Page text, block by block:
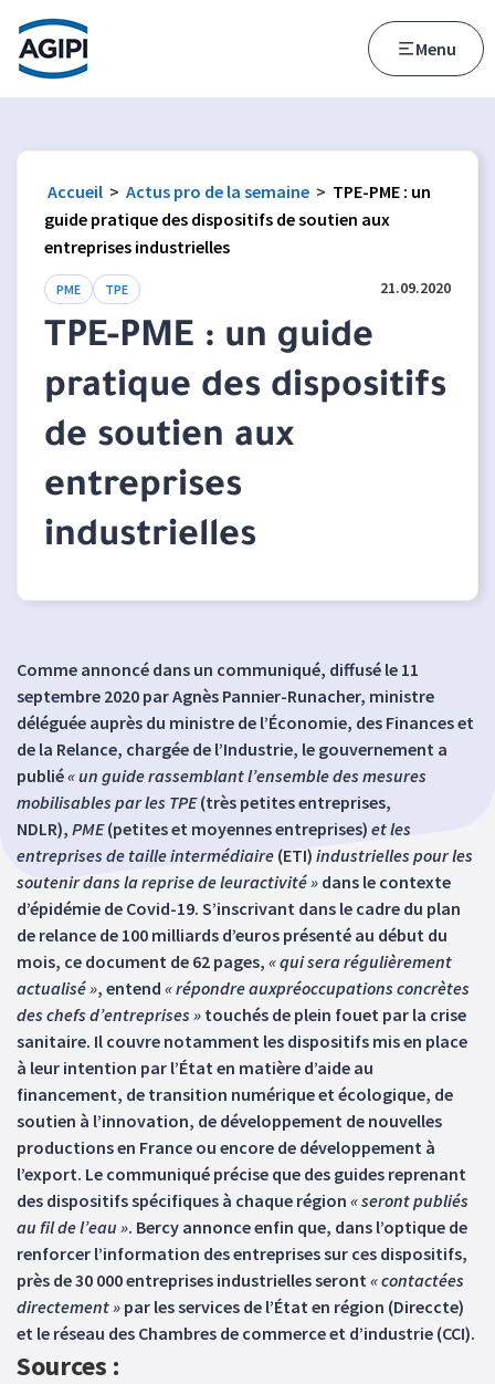
Accès au menu
Accès au contenu principal
Menu
Accueil > Actus pro de la semaine > TPE-PME : un
guide pratique des dispositifs de soutien aux
entreprises industrielles
PME TPE 21.09.2020
TPE-PME : un guide
pratique des dispositifs
de soutien aux
entreprises
industrielles
Comme annoncé dans un communiqué, diffusé le 11
septembre 2020 par Agnès Pannier-Runacher, ministre
déléguée auprès du ministre de l’Économie, des Finances et
de la Relance, chargée de l’Industrie, le gouvernement a
publié« un guide rassemblant l’ensemble des mesures
mobilisables par les TPE(très petites entreprises,
NDLR), PME(petites et moyennes entreprises) et les
entreprises de taille intermédiaire (ETI) industrielles pour les
soutenir dans la reprise de leuractivité » dans le contexte
d’épidémie de Covid-19. S’inscrivant dans le cadre du plan
de relance de 100 milliards d’euros présenté au début du
mois, ce document de 62 pages, « qui sera régulièrement
actualisé », entend « répondre auxpréoccupations concrètes
des chefs d’entreprises » touchés de plein fouet par la crise
sanitaire. Il couvre notamment les dispositifs mis en place
à leur intention par l’État en matière d’aide au
financement, de transition numérique et écologique, de
soutien à l’innovation, de développement de nouvelles
productions en France ou encore de développement à
l’export. Le communiqué précise que des guides reprenant
des dispositifs spécifiques à chaque région « seront publiés
au fil de l’eau ». Bercy annonce enfin que, dans l’optique de
renforcer l’information des entreprises sur ces dispositifs,
près de 30 000 entreprises industrielles seront « contactées
directement » par les services de l’État en région (Direccte)
et le réseau des Chambres de commerce et d’industrie (CCI).
Sources :